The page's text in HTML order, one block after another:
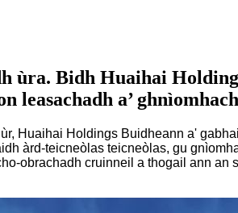
ùra. Bidh Huaihai
leasachadh a’
Huaihai Holdings Buidheann a'
àrd-teicneòlas teicneòlas, gu
obrachadh cruinneil a thogail ann an